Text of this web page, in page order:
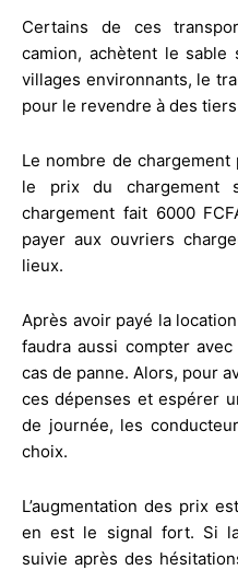
Certains de ces
camion, achètent le sable
villages environnants, le
pour le revendre à des
Le nombre de
le prix du chargement
chargement fait 6000
payer aux ouvriers
lieux.
Après avoir payé la
faudra aussi compter
cas de panne. Alors, pour
ces dépenses et espérer
de journée, les
choix.
L’augmentation des prix
en est le signal fort. Si
suivie après des